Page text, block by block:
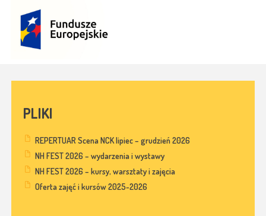
PLIKI
REPERTUAR Scena NCK lipiec – grudzień 2026
NH FEST 2026 – wydarzenia i wystawy
NH FEST 2026 – kursy, warsztaty i zajęcia
Oferta zajęć i kursów 2025-2026